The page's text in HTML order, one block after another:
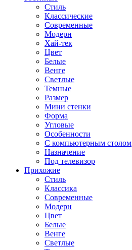
Стиль
Классические
Современные
Модерн
Хай-тек
Цвет
Белые
Венге
Светлые
Темные
Размер
Мини стенки
Форма
Угловые
Особенности
С компьютерным столом
Назначение
Под телевизор
Прихожие
Стиль
Классика
Современные
Модерн
Цвет
Белые
Венге
Светлые